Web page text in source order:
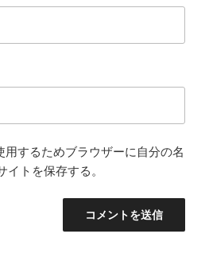
用するためブラウザーに自分の名
トを保存する。